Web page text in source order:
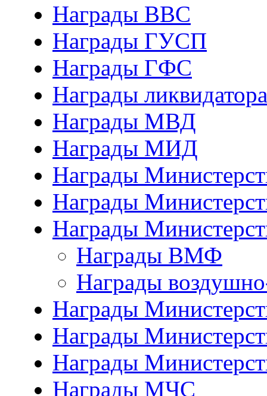
Награды ВВС
Награды ГУСП
Награды ГФС
Награды
Награды МВД
Награды МИД
Награды
Награды
Награды
Награды ВМФ
Награды
Награды
Награды
Награды
Награды МЧС